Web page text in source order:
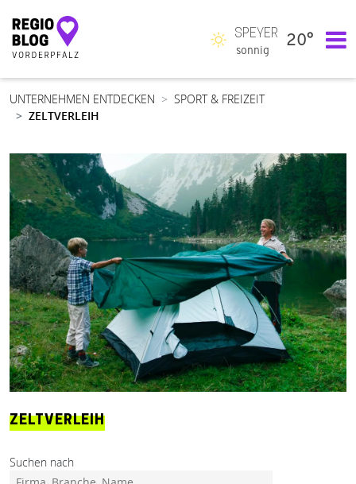
Hauptnavigation
SPEYER
sonnig
20°
UNTERNEHMEN ENTDECKEN
SPORT & FREIZEIT
ZELTVERLEIH
ZELTVERLEIH
Suchen nach